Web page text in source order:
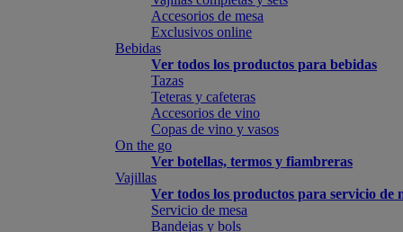
Accesorios de mesa
Exclusivos online
Bebidas
Ver todos los productos para bebidas
Tazas
Teteras y cafeteras
Accesorios de vino
Copas de vino y vasos
On the go
Ver botellas, termos y fiambreras
Vajillas
Ver todos los productos para servicio de
Servicio de mesa
Bandejas y bols